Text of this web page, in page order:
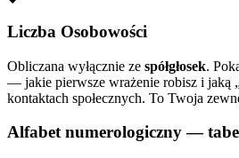
Liczba Osobowości
Obliczana wyłącznie ze spółgłosek.
— jakie pierwsze wrażenie robisz i jaką
kontaktach społecznych. To Twoja
Alfabet numerologiczny —